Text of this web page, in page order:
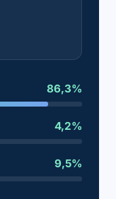
86,3%
4,2%
9,5%